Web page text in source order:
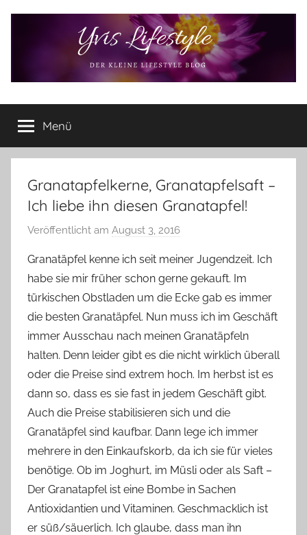
Yvis
Lifestyle
Lifestyle
Blog
–
Lifestyle,
Rezensionen,
Produkttests
und
mehr
Menü
Granatapfelkerne, Granatapfelsaft –
Ich liebe ihn diesen Granatapfel!
Veröffentlicht am August 3, 2016
n
Y
v
o
n
n
e
Granatäpfel kenne ich seit meiner Jugendzeit. Ich
habe sie mir früher schon gerne gekauft. Im
türkischen Obstladen um die Ecke gab es immer
die besten Granatäpfel. Nun muss ich im Geschäft
immer Ausschau nach meinen Granatäpfeln
halten. Denn leider gibt es die nicht wirklich überall
oder die Preise sind extrem hoch. Im herbst ist es
dann so, dass es sie fast in jedem Geschäft gibt.
Auch die Preise stabilisieren sich und die
Granatäpfel sind kaufbar. Dann lege ich immer
mehrere in den Einkaufskorb, da ich sie für vieles
benötige. Ob im Joghurt, im Müsli oder als Saft –
Der Granatapfel ist eine Bombe in Sachen
Antioxidantien und Vitaminen. Geschmacklich ist
er süß/säuerlich. Ich glaube, dass man ihn